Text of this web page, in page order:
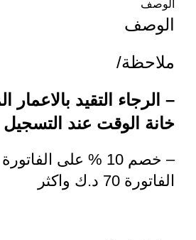
الوصف
الوصف
ملاحظة/
– الرجاء التقيد
خانة الوقت عند التسجيل
– خصم 10 % على
الفاتورة 70 د.ك واكثر